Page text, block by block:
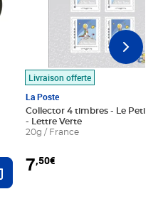
Ajouter au panier
Livraison offerte
La Poste
Collector 4 timbres - Le Petit
- Lettre Verte
20g / France
7,50€